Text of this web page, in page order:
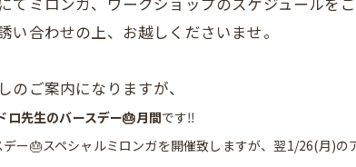
い合わせの上、お越しくださいませ。
のご案内になりますが、
ロ先生のバースデー🎂月間です‼️
ー🎂スペシャルミロンガを開催致しますが、翌1/26(月)